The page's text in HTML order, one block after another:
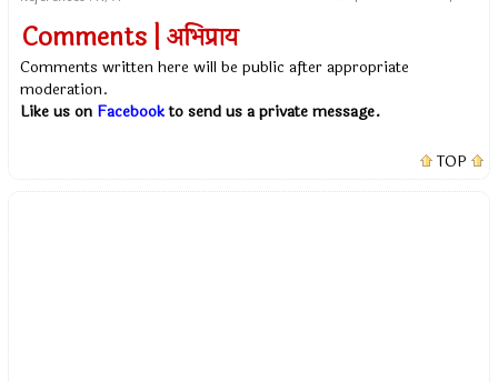
Comments | अभिप्राय
Comments written here will be public after appropriate
moderation.
Like us on Facebookto send us a private message.
TOP